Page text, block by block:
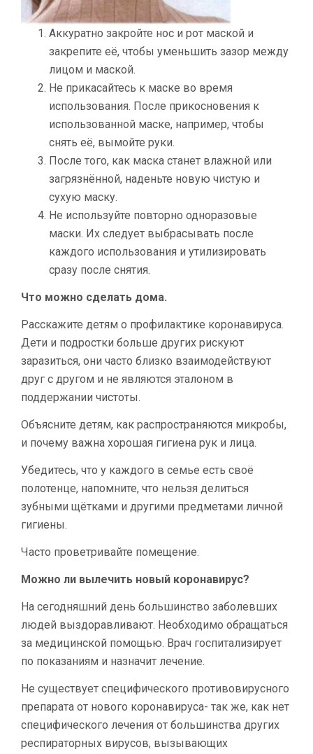
Аккуратно закройте нос и рот маской и
закрепите её, чтобы уменьшить зазор между
лицом и маской.
Не прикасайтесь к маске во время
использования. После прикосновения к
использованной маске, например, чтобы
снять её, вымойте руки.
После того, как маска станет влажной или
загрязнённой, наденьте новую чистую и
сухую маску.
Не используйте повторно одноразовые
маски. Их следует выбрасывать после
каждого использования и утилизировать
сразу после снятия.
Что можно сделать дома.
Расскажите детям о профилактике коронавируса.
Дети и подростки больше других рискуют
заразиться, они часто близко взаимодействуют
друг с другом и не являются эталоном в
поддержании чистоты.
Объясните детям, как распространяются микробы,
и почему важна хорошая гигиена рук и лица.
Убедитесь, что у каждого в семье есть своё
полотенце, напомните, что нельзя делиться
зубными щётками и другими предметами личной
гигиены.
Часто проветривайте помещение.
Можно ли вылечить новый коронавирус?
На сегодняшний день большинство заболевших
людей выздоравливают. Необходимо обращаться
за медицинской помощью. Врач госпитализирует
по показаниям и назначит лечение.
Не существует специфического противовирусного
препарата от нового коронавируса- так же, как нет
специфического лечения от большинства других
респираторных вирусов, вызывающих